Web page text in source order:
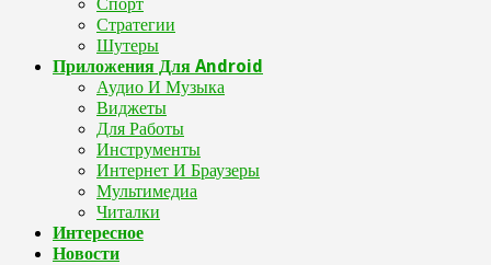
Стратегии
Шутеры
Приложения Для Android
Аудио И Музыка
Виджеты
Для Работы
Инструменты
Интернет И Браузеры
Мультимедиа
Читалки
Интересное
Новости